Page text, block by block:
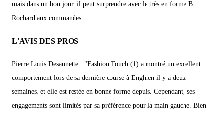
mais dans un bon jour, il peut surprendre avec le très en forme B.
Rochard aux commandes.
L'AVIS DES PROS
Pierre Louis Desaunette : "Fashion Touch (1) a montré un excellent
comportement lors de sa dernière course à Enghien il y a deux
semaines, et elle est restée en bonne forme depuis. Cependant, ses
engagements sont limités par sa préférence pour la main gauche. Bien